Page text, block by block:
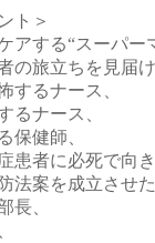
ト＞
アする“スーパー
の旅立ちを見届
するナース、
るナース、
保健師、
患者に必死で向
法案を成立させ
長、